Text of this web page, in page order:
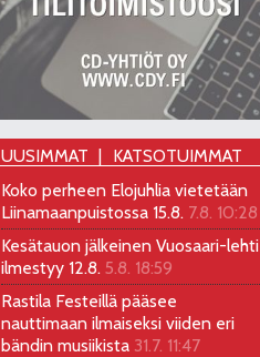
UUSIMMAT
KATSOTUIMMAT
Koko perheen Elojuhlia vietetään
Liinamaanpuistossa 15.8. 7.8. 10:28
Kesätauon jälkeinen Vuosaari-lehti
ilmestyy 12.8. 5.8. 18:59
Rastila Festeillä pääsee
nauttimaan ilmaiseksi viiden eri
bändin musiikista 31.7. 11:47